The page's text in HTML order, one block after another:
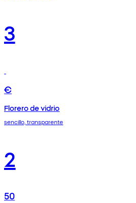
3
€
Florero de vidrio
sencillo, transparente
2
50